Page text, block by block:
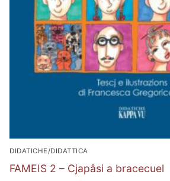
DIDATICHE/DIDATTICA
FAMEIS 2 – Cjapâsi a bracecuel